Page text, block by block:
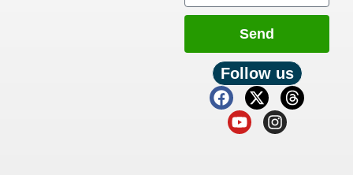
Send
Follow us